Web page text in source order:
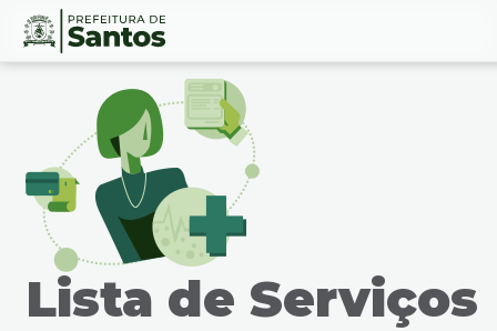
Ir
Conteúdo
Lista de Serviços